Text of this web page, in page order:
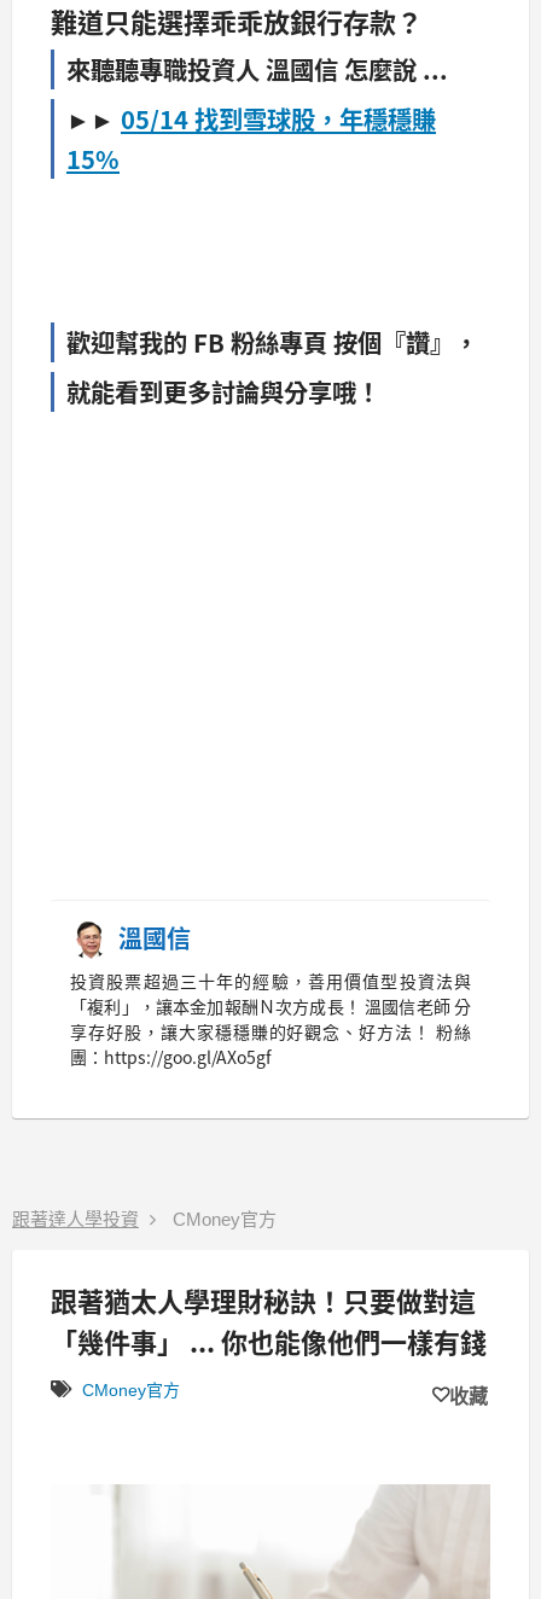
難道只能選擇乖乖放銀行存款？
來聽聽專職投資人 溫國信 怎麼說 ...
►► 05/14找到雪球股，年穩穩賺
15%
歡迎幫我的 FB 粉絲專頁 按個『讚』，
就能看到更多討論與分享哦！
溫國信
投資股票超過三十年的經驗，善用價值型投資法與
「複利」，讓本金加報酬Ｎ次方成長！ 溫國信老師 分
享存好股，讓大家穩穩賺的好觀念、好方法！ 粉絲
團：https://goo.gl/AXo5gf
跟著達人學投資 CMoney官方
跟著猶太人學理財秘訣！只要做對這
「幾件事」 ... 你也能像他們一樣有錢
CMoney官方 收藏